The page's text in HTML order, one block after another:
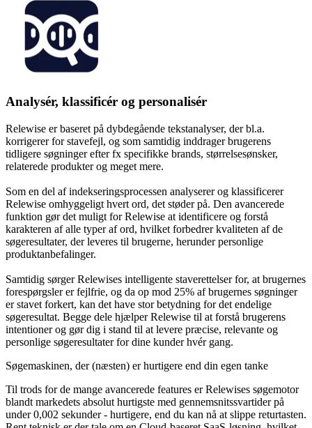
Analysér, klassificér og personalisér
Relewise er baseret på dybdegående tekstanalyser, der bl.a.
korrigerer for stavefejl, og som samtidig inddrager brugerens
tidligere søgninger efter fx specifikke brands, størrelsesønsker,
relaterede produkter og meget mere.
Som en del af indekseringsprocessen analyserer og klassificerer
Relewise omhyggeligt hvert ord, det støder på. Den avancerede
funktion gør det muligt for Relewise at identificere og forstå
karakteren af alle typer af ord, hvilket forbedrer kvaliteten af de
søgeresultater, der leveres til brugerne, herunder personlige
produktanbefalinger.
Samtidig sørger Relewises intelligente staverettelser for, at brugernes
forespørgsler er fejlfrie, og da op mod 25% af brugernes søgninger
er stavet forkert, kan det have stor betydning for det endelige
søgeresultat. Begge dele hjælper Relewise til at forstå brugerens
intentioner og gør dig i stand til at levere præcise, relevante og
personlige søgeresultater for dine kunder hvér gang.
Søgemaskinen, der (næsten) er hurtigere end din egen tanke
Til trods for de mange avancerede features er Relewises søgemotor
blandt markedets absolut hurtigste med gennemsnitssvartider på
under 0,002 sekunder - hurtigere, end du kan nå at slippe returtasten.